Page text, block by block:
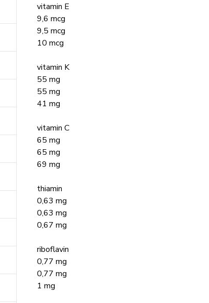
vitamin E
9,6 mcg
9,5 mcg
10 mcg
vitamin K
55 mg
55 mg
41 mg
vitamin C
65 mg
65 mg
69 mg
thiamin
0,63 mg
0,63 mg
0,67 mg
riboflavin
0,77 mg
0,77 mg
1 mg